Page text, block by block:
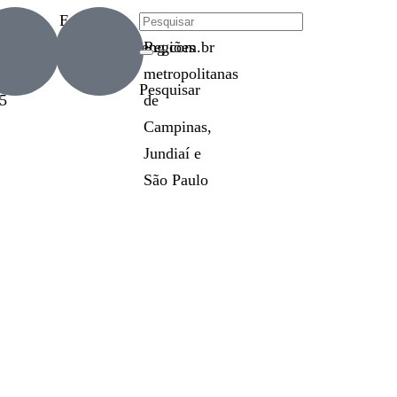
E-mail
beeeng@beeeng.com.br
Atendimento
Regiões
metropolitanas
de
Campinas,
Jundiaí e
São Paulo
Pesquisar